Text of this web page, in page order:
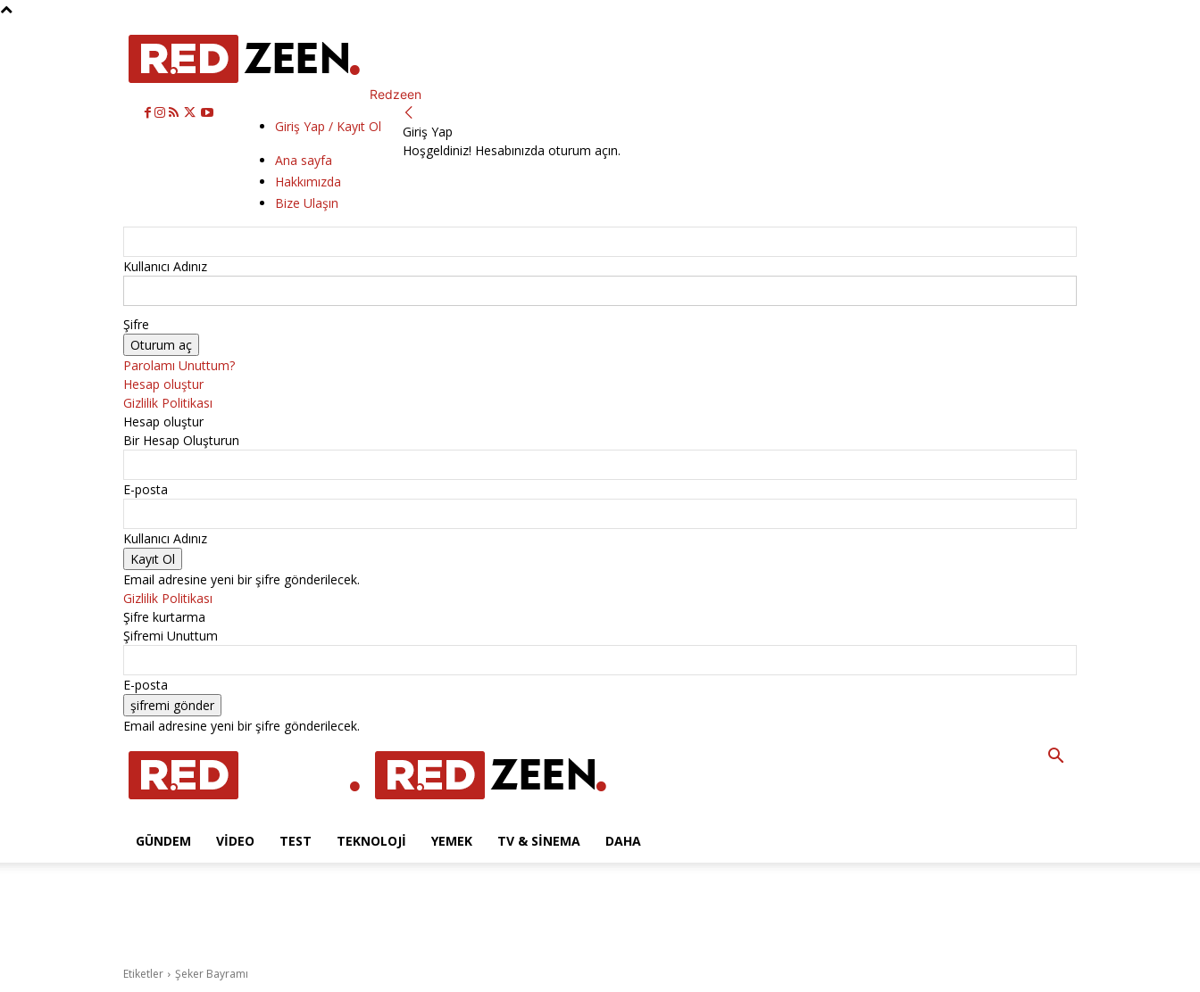
Redzeen
Giriş Yap / Kayıt Ol
Ana sayfa
Hakkımızda
Bize Ulaşın
Giriş Yap
Hoşgeldiniz! Hesabınızda oturum açın.
Kullanıcı Adınız
Şifre
Parolamı Unuttum?
Hesap oluştur
Gizlilik Politikası
Hesap oluştur
Bir Hesap Oluşturun
E-posta
Kullanıcı Adınız
Email adresine yeni bir şifre gönderilecek.
Gizlilik Politikası
Şifre kurtarma
Şifremi Unuttum
E-posta
Email adresine yeni bir şifre gönderilecek.
GÜNDEM VIDEO TEST TEKNOLOJI YEMEK TV & SINEMA DAHA
Etiketler Şeker Bayramı